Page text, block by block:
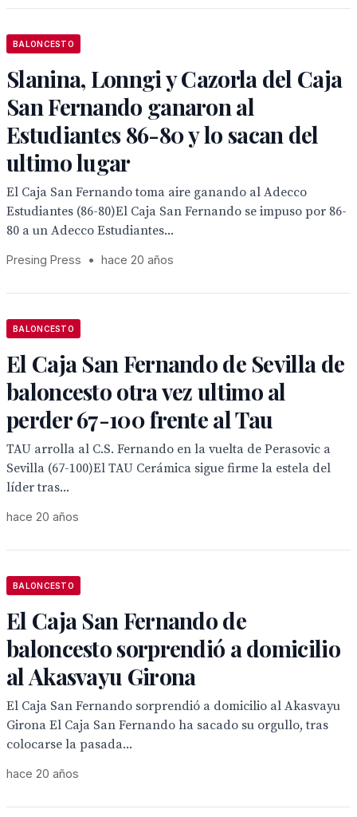
BALONCESTO
Slanina, Lonngi y Cazorla del Caja
San Fernando ganaron al
Estudiantes 86-80 y lo sacan del
ultimo lugar
El Caja San Fernando toma aire ganando al Adecco
Estudiantes (86-80)El Caja San Fernando se impuso por 86-
80 a un Adecco Estudiantes...
Presing Press • hace 20 años
BALONCESTO
El Caja San Fernando de Sevilla de
baloncesto otra vez ultimo al
perder 67-100 frente al Tau
TAU arrolla al C.S. Fernando en la vuelta de Perasovic a
Sevilla (67-100)El TAU Cerámica sigue firme la estela del
líder tras...
hace 20 años
BALONCESTO
El Caja San Fernando de
baloncesto sorprendió a domicilio
al Akasvayu Girona
El Caja San Fernando sorprendió a domicilio al Akasvayu
Girona El Caja San Fernando ha sacado su orgullo, tras
colocarse la pasada...
hace 20 años